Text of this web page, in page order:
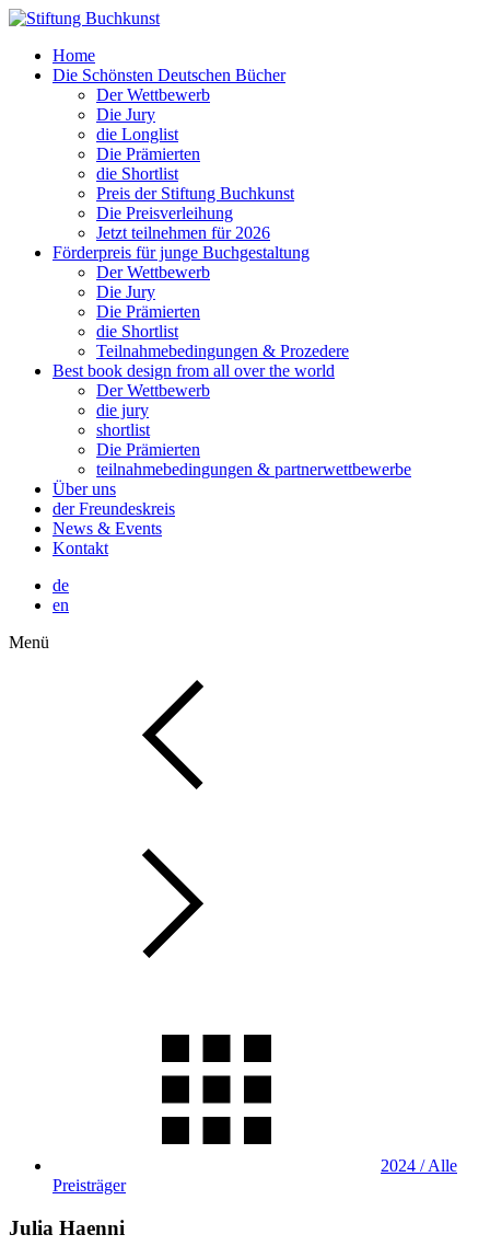
Home
Die Schönsten Deutschen Bücher
Der Wettbewerb
Die Jury
die Longlist
Die Prämierten
die Shortlist
Preis der Stiftung Buchkunst
Die Preisverleihung
Jetzt teilnehmen für 2026
Förderpreis für junge Buchgestaltung
Der Wettbewerb
Die Jury
Die Prämierten
die Shortlist
Teilnahmebedingungen & Prozedere
Best book design from all over the world
Der Wettbewerb
die jury
shortlist
Die Prämierten
teilnahmebedingungen & partnerwettbewerbe
Über uns
der Freundeskreis
News & Events
Kontakt
de
en
Menü
2024 / Alle
Preisträger
Julia Haenni